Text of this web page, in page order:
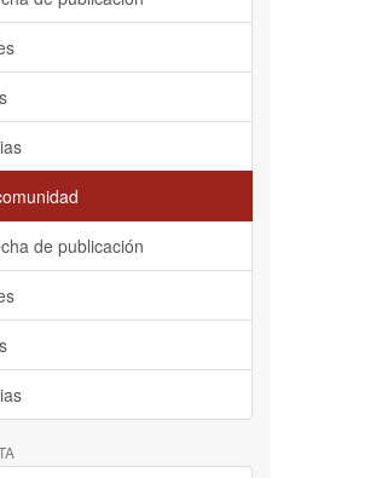
de publicación